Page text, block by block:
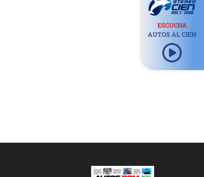
ESCUCHA
AUTOS AL CIEN